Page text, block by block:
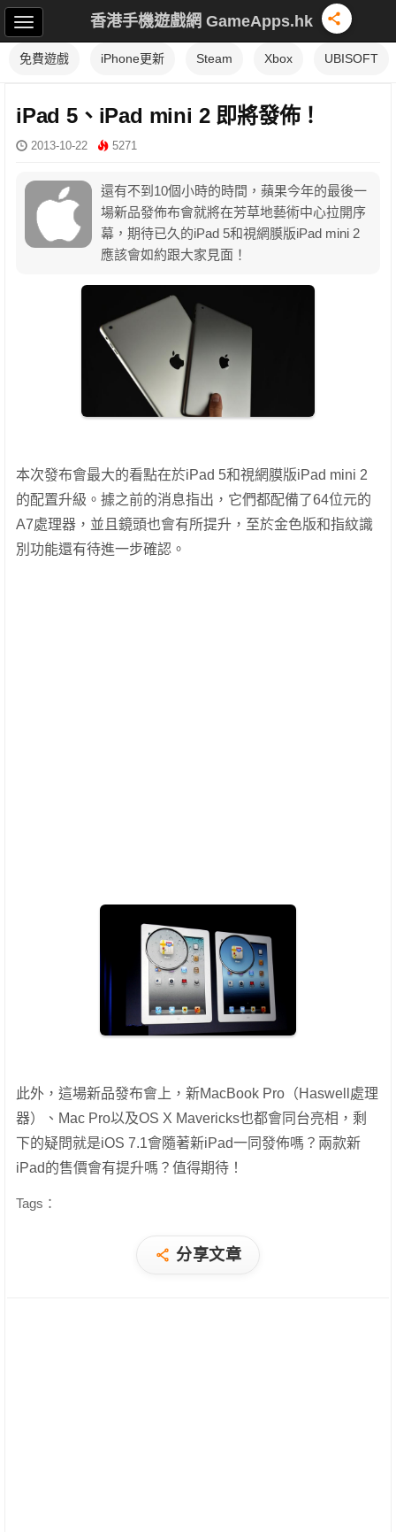
香港手機遊戲網 GameApps.hk
免費遊戲 iPhone更新 Steam Xbox UBISOFT
iPad 5、iPad mini 2 即將發佈！
2013-10-22 5271
還有不到10個小時的時間，蘋果今年的最後一
場新品發佈布會就將在芳草地藝術中心拉開序
幕，期待已久的iPad 5和視網膜版iPad mini 2
應該會如約跟大家見面！
本次發布會最大的看點在於iPad 5和視網膜版iPad mini 2
的配置升級。據之前的消息指出，它們都配備了64位元的
A7處理器，並且鏡頭也會有所提升，至於金色版和指紋識
別功能還有待進一步確認。
此外，這場新品發布會上，新MacBook Pro（Haswell處理
器）、Mac Pro以及OS X Mavericks也都會同台亮相，剩
下的疑問就是iOS 7.1會隨著新iPad一同發佈嗎？兩款新
iPad的售價會有提升嗎？值得期待！
Tags：
分享文章